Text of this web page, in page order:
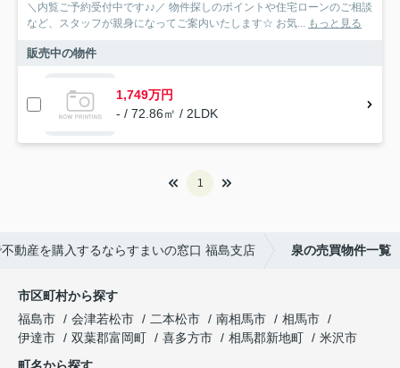
＼内覧ご予約受付中です♪♪／ 物件探しのポイントや住宅ローンのご相談
など、スタッフが親身になってご案内いたします☆ お気... もっと見る
販売中の物件
1,749万円
- / 72.86㎡ / 2LDK
1
動産を購入するならすまいの窓口 福島支店 泉の売買物件一覧
市区町村から探す
福島市
会津若松市 二本松市 南相馬市
相馬市
伊達市
双葉郡富岡町 喜多方市 相馬郡新地町
米沢市